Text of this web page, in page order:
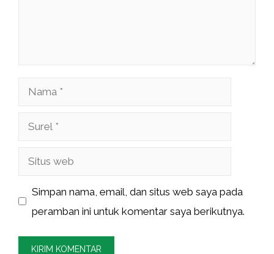
Nama
Surel
Situs
Simpan nama, email, dan situs web saya pada
peramban ini untuk komentar saya berikutnya.